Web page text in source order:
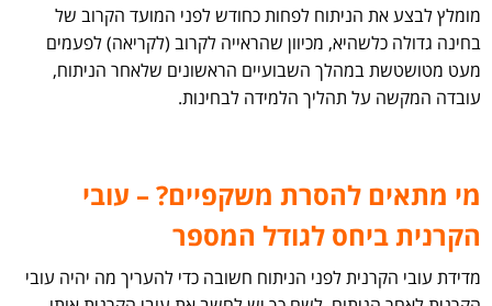
מומלץ לבצע את הניתוח לפחות כחודש לפני המועד הקרוב של
בחינה גדולה כלשהיא, מכיוון שהראייה לקרוב (לקריאה) לפעמים
מעט מטושטשת במהלך השבועיים הראשונים שלאחר הניתוח,
עובדה המקשה על תהליך הלמידה לבחינות.
מי מתאים להסרת משקפיים? – עובי
הקרנית ביחס לגודל המספר
מדידת עובי הקרנית לפני הניתוח חשובה כדי להעריך מה יהיה עובי